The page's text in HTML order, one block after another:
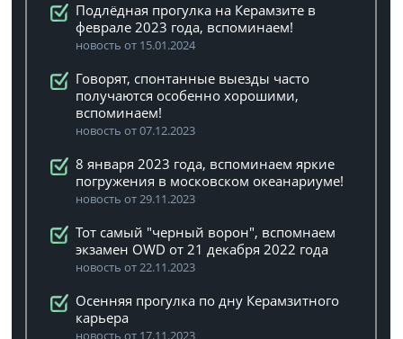
Подлёдная прогулка на Керамзите в
феврале 2023 года, вспоминаем!
новость от 15.01.2024
Говорят, спонтанные выезды часто
получаются особенно хорошими,
вспоминаем!
новость от 07.12.2023
8 января 2023 года, вспоминаем яркие
погружения в московском океанариуме!
новость от 29.11.2023
Тот самый "черный ворон", вспомнаем
экзамен OWD от 21 декабря 2022 года
новость от 22.11.2023
Осенняя прогулка по дну Керамзитного
карьера
новость от 17.11.2023